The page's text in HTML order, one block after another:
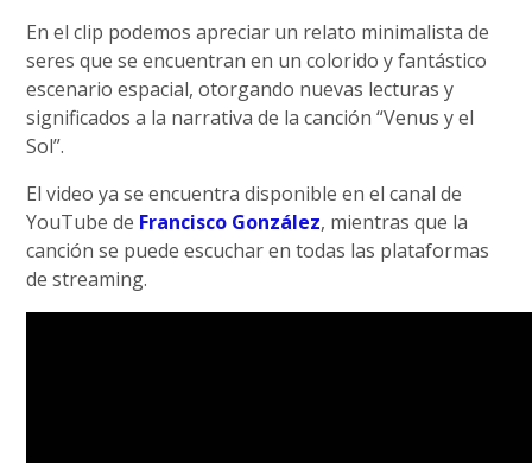
En el clip podemos apreciar un relato minimalista de
seres que se encuentran en un colorido y fantástico
escenario espacial, otorgando nuevas lecturas y
significados a la narrativa de la canción “Venus y el
Sol”.
El video ya se encuentra disponible en el canal de
YouTube de Francisco González, mientras que la
canción se puede escuchar en todas las plataformas
de streaming.